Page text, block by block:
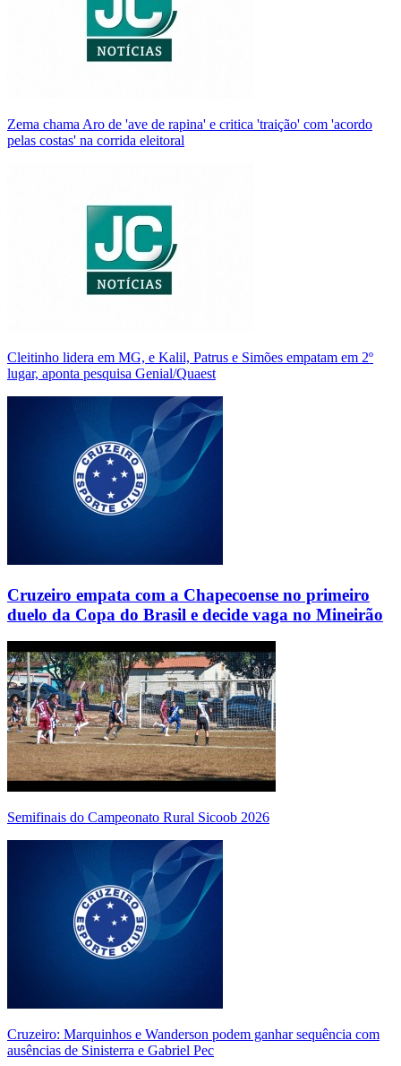
Zema chama Aro de 'ave de rapina' e critica 'traição' com 'acordo
pelas costas' na corrida eleitoral
Cleitinho lidera em MG, e Kalil, Patrus e Simões empatam em 2º
lugar, aponta pesquisa Genial/Quaest
Cruzeiro empata com a Chapecoense no primeiro
duelo da Copa do Brasil e decide vaga no Mineirão
Semifinais do Campeonato Rural Sicoob 2026
Cruzeiro: Marquinhos e Wanderson podem ganhar sequência com
ausências de Sinisterra e Gabriel Pec